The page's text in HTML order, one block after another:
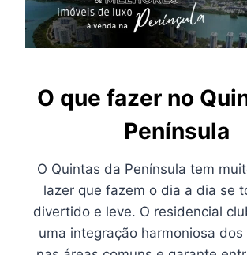
O que fazer no
Península
O Quintas da Península tem
lazer que fazem o dia a dia se
divertido e leve. O residencial
uma integração harmoniosa